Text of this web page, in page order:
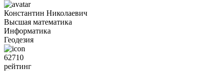
Константин Николаевич
Высшая математика
Информатика
Геодезия
62710
рейтинг